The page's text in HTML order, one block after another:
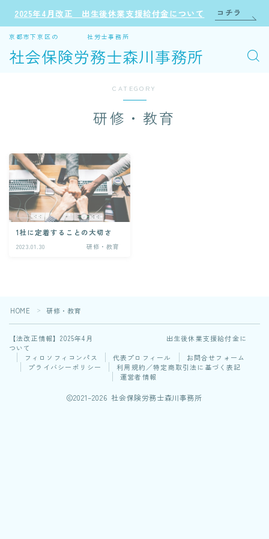
2025年4月改正 出生後休業支援給付金について コチラ
社会保険労務士森川事務所
京都市下京区の 社労士事務所
CATEGORY
研修・教育
1社に定着することの大切さ
2023.01.30 研修・教育
HOME ＞ 研修・教育
【法改正情報】2025年4月 出生後休業支援給付金に
ついて
フィロソフィコンパス
代表プロフィール
お問合せフォーム
プライバシーポリシー
利用規約／特定商取引法に基づく表記
運営者情報
2021–2026 社会保険労務士森川事務所